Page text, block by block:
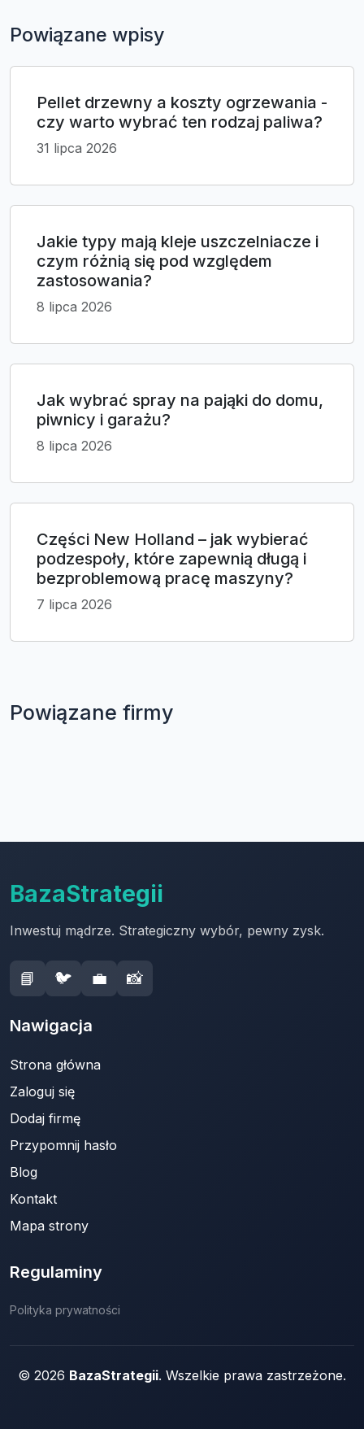
Powiązane wpisy
Pellet drzewny a koszty ogrzewania -
czy warto wybrać ten rodzaj paliwa?
31 lipca 2026
Jakie typy mają kleje uszczelniacze i
czym różnią się pod względem
zastosowania?
8 lipca 2026
Jak wybrać spray na pająki do domu,
piwnicy i garażu?
8 lipca 2026
Części New Holland – jak wybierać
podzespoły, które zapewnią długą i
bezproblemową pracę maszyny?
7 lipca 2026
Powiązane firmy
BazaStrategii
Inwestuj mądrze. Strategiczny wybór, pewny zysk.
📘 🐦 💼 📸
Nawigacja
Strona główna
Zaloguj się
Dodaj firmę
Przypomnij hasło
Blog
Kontakt
Mapa strony
Regulaminy
Polityka prywatności
© 2026 BazaStrategii. Wszelkie prawa zastrzeżone.